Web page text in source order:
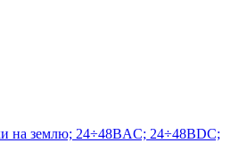
на землю; 24÷48ВAC; 24÷48ВDC;